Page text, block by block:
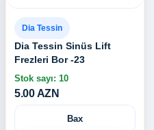
Dia Tessin
Dia Tessin Sinüs Lift
Frezleri Bor -23
Stok sayı: 10
5.00 AZN
Bax